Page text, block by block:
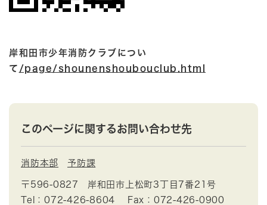
岸和田市少年消防クラブについ
て /page/shounenshoubouclub.html
このページに関するお問い合わせ先
消防本部 予防課
〒596-0827
岸和田市上松町3丁目7番21号
Tel：072-426-8604
Fax：072-426-0900